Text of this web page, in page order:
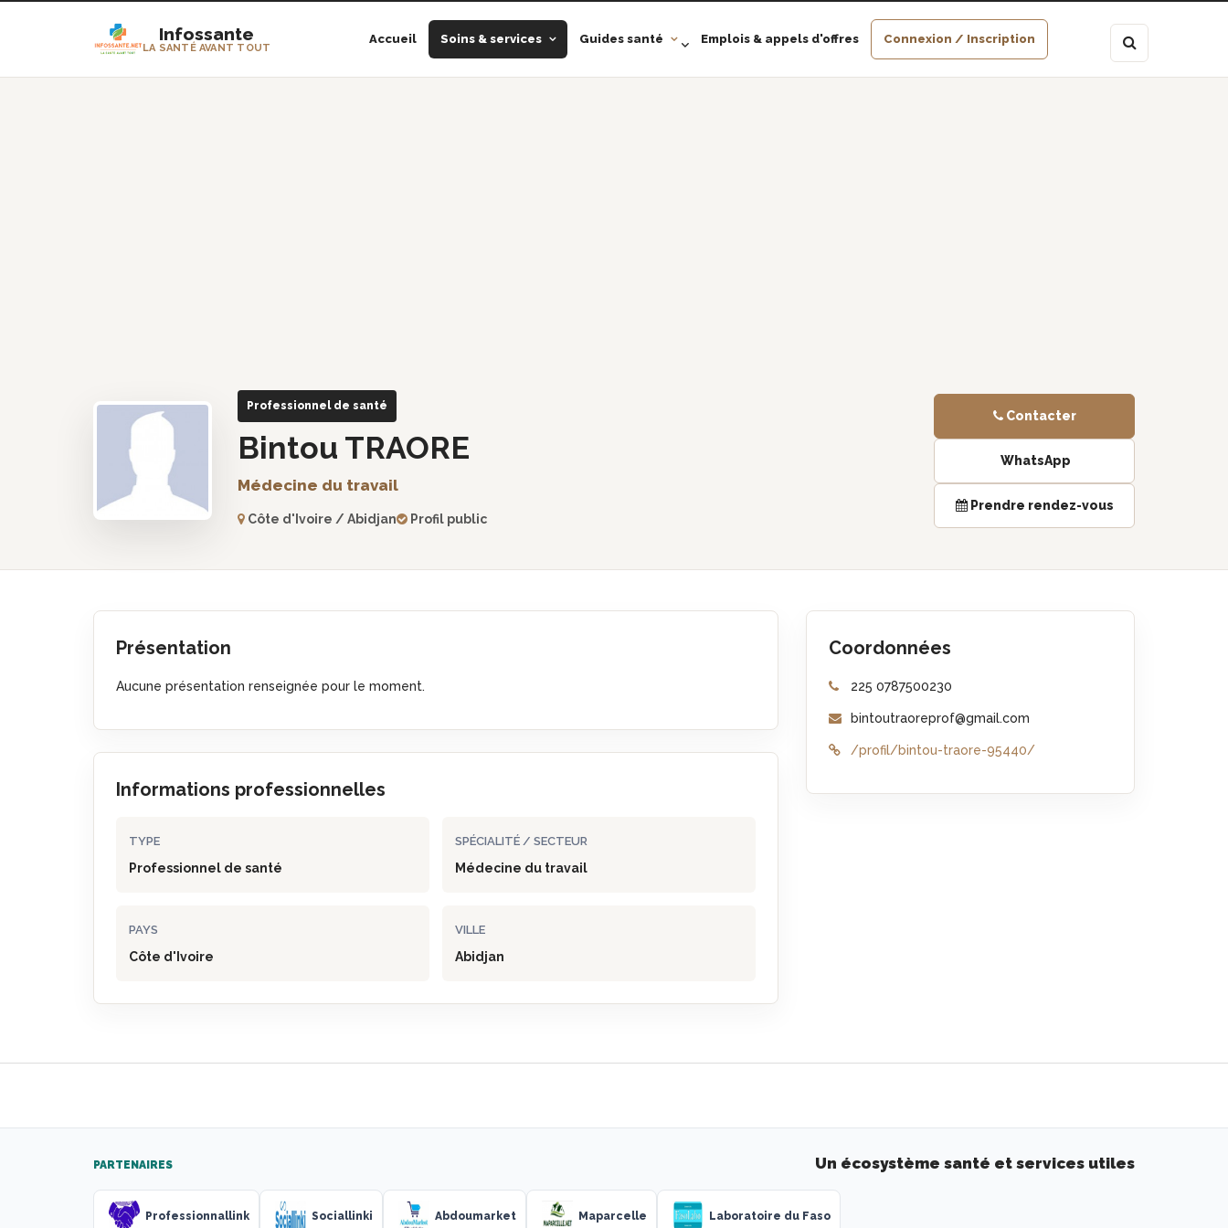
Infossante
LA SANTÉ AVANT TOUT
Accueil Soins & services Guides santé Emplois & appels d'offres Connexion / Inscription
Professionnel de santé
Bintou TRAORE
Médecine du travail
Côte d'Ivoire / Abidjan Profil public
Contacter
WhatsApp
Prendre rendez-vous
Présentation
Aucune présentation renseignée pour le moment.
Informations professionnelles
TYPE
Professionnel de santé
SPÉCIALITÉ / SECTEUR
Médecine du travail
PAYS
Côte d'Ivoire
VILLE
Abidjan
Coordonnées
225 0787500230
bintoutraoreprof@gmail.com
/profil/bintou-traore-95440/
PARTENAIRES Un écosystème santé et services utiles
Professionnallink Sociallinki Abdoumarket Maparcelle Laboratoire du Faso